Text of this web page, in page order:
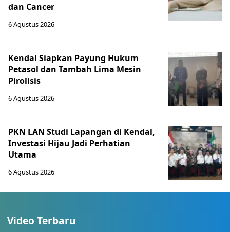
dan Cancer
6 Agustus 2026
Kendal Siapkan Payung Hukum
Petasol dan Tambah Lima Mesin
Pirolisis
6 Agustus 2026
PKN LAN Studi Lapangan di Kendal,
Investasi Hijau Jadi Perhatian
Utama
6 Agustus 2026
Video Terbaru